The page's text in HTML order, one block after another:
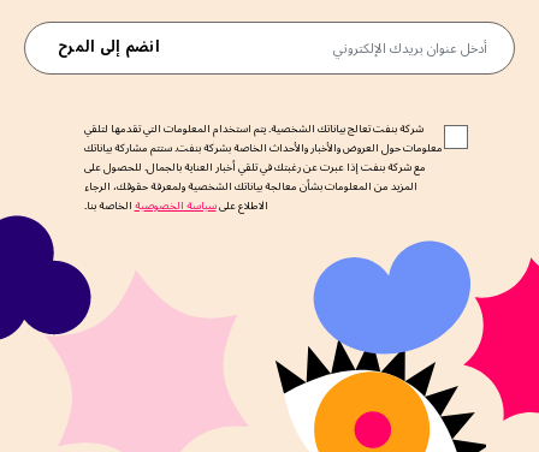
أدخل عنوان بريدك الإلكتروني انضم إلى المرح
شركة بنفت تعالج بياناتك الشخصية. يتم استخدام المعلومات التي تقدمها لتلقي
معلومات حول العروض والأخبار والأحداث الخاصة بشركة بنفت. ستتم مشاركة بياناتك
مع شركة بنفت إذا عبرت عن رغبتك في تلقي أخبار العناية بالجمال. للحصول على
المزيد من المعلومات بشأن معالجة بياناتك الشخصية ولمعرفة حقوقك، الرجاء
الاطلاع علىسياسة الخصوصيةالخاصة بنا.